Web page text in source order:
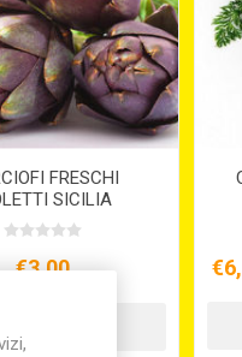
FRESCHI
SICILIA
€3,00